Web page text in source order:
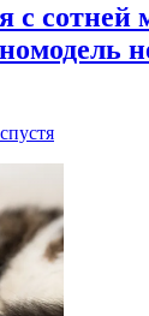
с сотней